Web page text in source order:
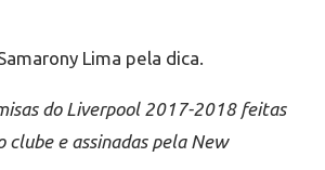
Lima pela dica.
do Liverpool 2017-2018 feitas
clube e assinadas pela New